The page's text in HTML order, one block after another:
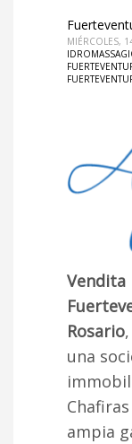
MIÉRCOLES,
Vendita
Rosario
una
ampia